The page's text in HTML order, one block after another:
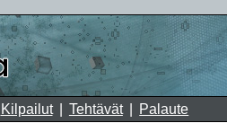
Kilpailut Tehtävät Palaute